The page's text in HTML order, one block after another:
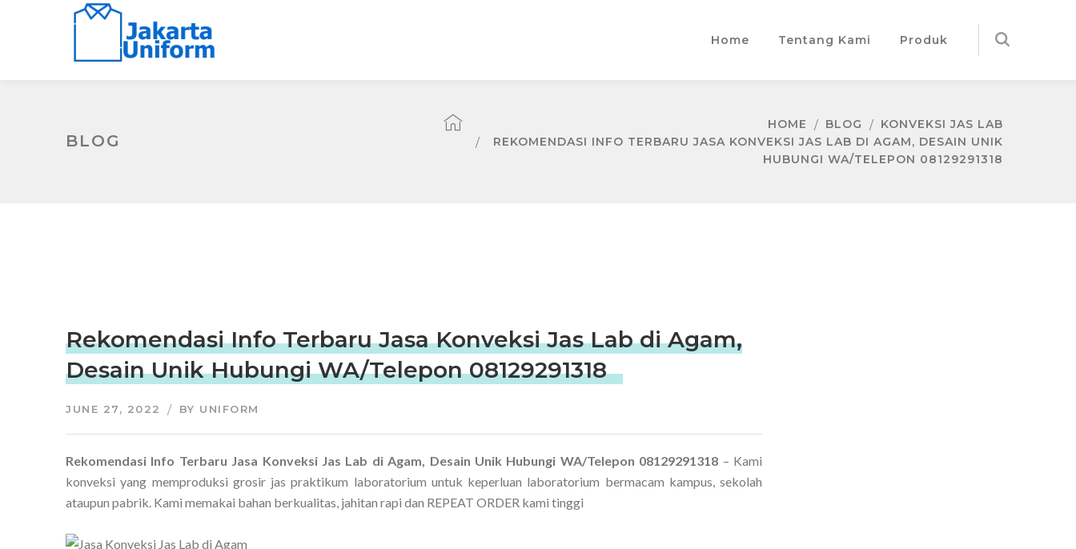
Home Tentang Kami Produk
BLOG
HOME BLOG
KONVEKSI JAS LAB
REKOMENDASI INFO TERBARU JASA KONVEKSI JAS LAB DI AGAM, DESAIN UNIK
HUBUNGI WA/TELEPON 08129291318
Rekomendasi Info Terbaru Jasa Konveksi Jas Lab di Agam,
Desain Unik Hubungi WA/Telepon 08129291318
JUNE 27, 2022 BY UNIFORM
Rekomendasi Info Terbaru Jasa Konveksi Jas Lab di Agam, Desain Unik Hubungi WA/Telepon 08129291318 – Kami
konveksi yang memproduksi grosir jas praktikum laboratorium untuk keperluan laboratorium bermacam kampus, sekolah
ataupun pabrik. Kami memakai bahan berkualitas, jahitan rapi dan REPEAT ORDER kami tinggi